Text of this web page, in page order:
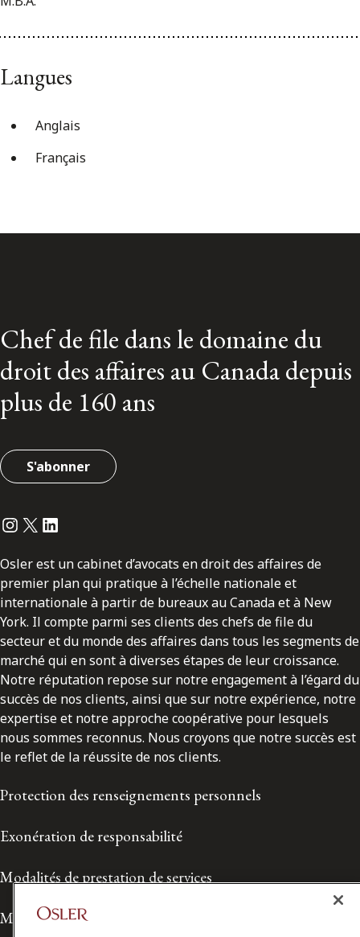
Langues
Anglais
Français
Chef de file dans le domaine du
droit des affaires au Canada depuis
plus de 160 ans
S'abonner
Instagram
Twitter
LinkedIn
Osler est un cabinet d’avocats en droit des affaires de
premier plan qui pratique à l’échelle nationale et
internationale à partir de bureaux au Canada et à New
York. Il compte parmi ses clients des chefs de file du
secteur et du monde des affaires dans tous les segments de
marché qui en sont à diverses étapes de leur croissance.
Notre réputation repose sur notre engagement à l’égard du
succès de nos clients, ainsi que sur notre expérience, notre
expertise et notre approche coopérative pour lesquels
nous sommes reconnus. Nous croyons que notre succès est
le reflet de la réussite de nos clients.
Protection des renseignements personnels
Exonération de responsabilité
Modalités de prestation de services
Modalités d'utilisation